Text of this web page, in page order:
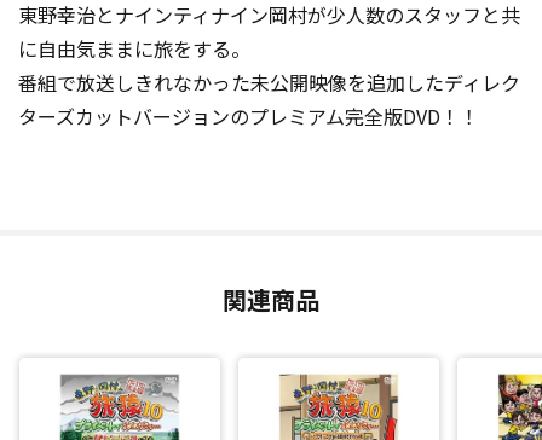
東野幸治とナインティナイン岡村が少人数のスタッフと共
に自由気ままに旅をする。
番組で放送しきれなかった未公開映像を追加したディレク
ターズカットバージョンのプレミアム完全版DVD！！
関連商品